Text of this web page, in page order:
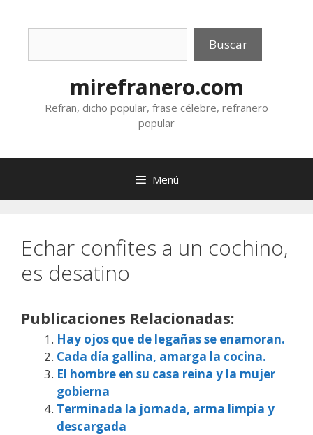
Buscar
mirefranero.com
Refran, dicho popular, frase célebre, refranero
popular
Menú
Echar confites a un cochino,
es desatino
Publicaciones Relacionadas:
Hay ojos que de legañas se enamoran.
Cada día gallina, amarga la cocina.
El hombre en su casa reina y la mujer
gobierna
Terminada la jornada, arma limpia y
descargada